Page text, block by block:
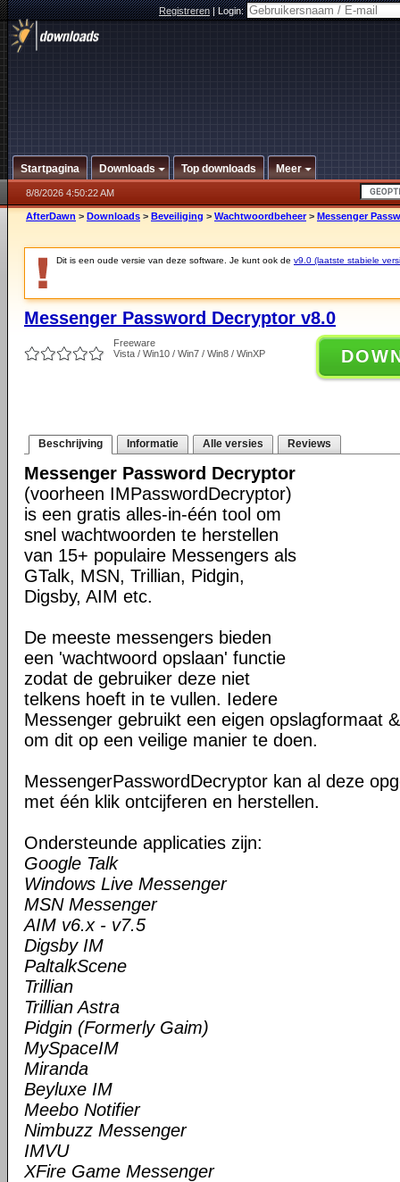
Registreren|Login:
Startpagina Downloads Top downloads Meer
8/8/2026 4:50:22 AM
AfterDawn > Downloads > Beveiliging > Wachtwoordbeheer > Messenger
Dit is een oude versie van deze software. Je kunt ook de v9.0 (laatste stabiele
Messenger Password Decryptor v8.0
Freeware
Vista / Win10 / Win7 / Win8 / WinXP
Beschrijving Informatie Alle versies Reviews
Messenger Password Decryptor
(voorheen IMPasswordDecryptor)
is een gratis alles-in-één tool om
snel wachtwoorden te herstellen
van 15+ populaire Messengers als
GTalk, MSN, Trillian, Pidgin,
Digsby, AIM etc.
De meeste messengers bieden
een 'wachtwoord opslaan' functie
zodat de gebruiker deze niet
telkens hoeft in te vullen. Iedere
Messenger gebruikt een eigen opslagformaat
om dit op een veilige manier te doen.
MessengerPasswordDecryptor kan al deze
met één klik ontcijferen en herstellen.
Ondersteunde applicaties zijn:
Google Talk
Windows Live Messenger
MSN Messenger
AIM v6.x - v7.5
Digsby IM
PaltalkScene
Trillian
Trillian Astra
Pidgin (Formerly Gaim)
MySpaceIM
Miranda
Beyluxe IM
Meebo Notifier
Nimbuzz Messenger
IMVU
XFire Game Messenger